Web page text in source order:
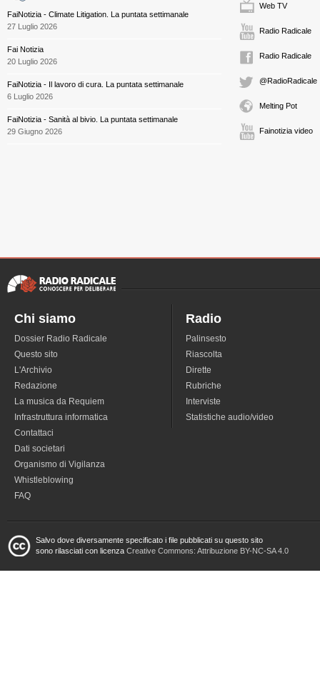
FaiNotizia - Climate Litigation. La puntata settimanale
27 Luglio 2026
Fai Notizia
20 Luglio 2026
FaiNotizia - Il lavoro di cura. La puntata settimanale
6 Luglio 2026
FaiNotizia - Sanità al bivio. La puntata settimanale
29 Giugno 2026
Web TV
Radio Radicale
Radio Radicale
@RadioRadicale
Melting Pot
Fainotizia video
Chi siamo
Dossier Radio Radicale
Questo sito
L'Archivio
Redazione
La musica da Requiem
Infrastruttura informatica
Contattaci
Dati societari
Organismo di Vigilanza
Whistleblowing
FAQ
Radio
Palinsesto
Riascolta
Dirette
Rubriche
Interviste
Statistiche audio/video
Salvo dove diversamente specificato i file pubblicati su questo sito
sono rilasciati con licenza Creative Commons: Attribuzione BY-NC-SA 4.0